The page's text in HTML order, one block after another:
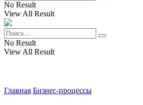
No Result
View All Result
No Result
View All Result
Главная Бизнес-процессы